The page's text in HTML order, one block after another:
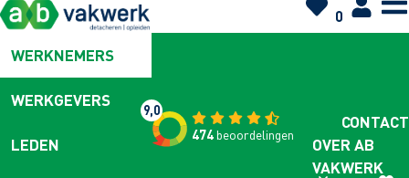
0
WERKNEMERS
WERKGEVERS
LEDEN
9,0
474beoordelingen
CONTACT
OVER AB
VAKWERK